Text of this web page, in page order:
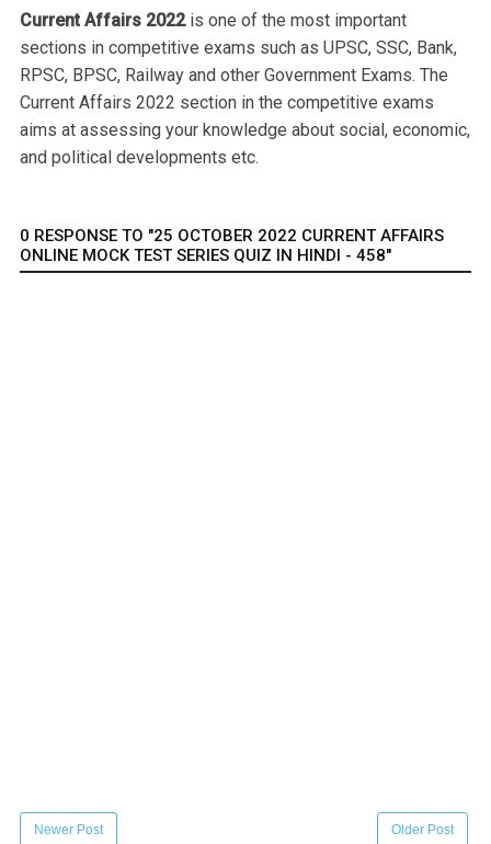
Current Affairs 2022is one of the most important
sections in competitive exams such as UPSC, SSC, Bank,
RPSC, BPSC, Railway and other Government Exams. The
Current Affairs 2022 section in the competitive exams
aims at assessing your knowledge about social, economic,
and political developments etc.
0 RESPONSE TO "25 OCTOBER 2022 CURRENT AFFAIRS
ONLINE MOCK TEST SERIES QUIZ IN HINDI - 458"
Newer Post Older Post